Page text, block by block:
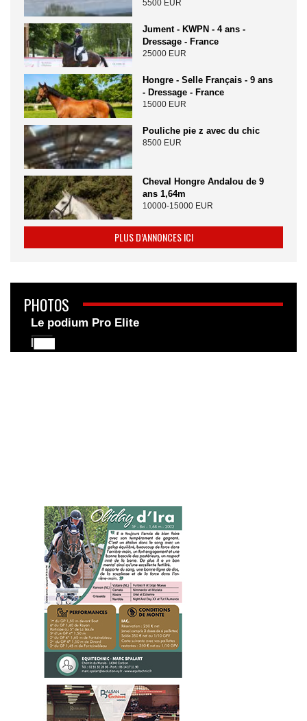
5500 EUR
Jument - KWPN - 4 ans -
Dressage - France
25000 EUR
Hongre - Selle Français - 9 ans
- Dressage - France
15000 EUR
Pouliche pie z avec du chic
8500 EUR
Cheval Hongre Andalou de 9
ans 1,64m
10000-15000 EUR
PLUS D’ANNONCES ICI
PHOTOS
Le podium Pro Elite